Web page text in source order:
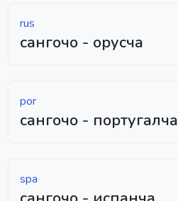
rus
сангочо - орусча
por
сангочо - португалча
spa